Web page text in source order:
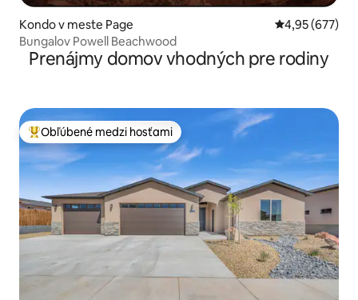
Kondo v meste Page Priemerné
4,95 (677)
Bungalov Powell Beachwood
Prenájmy domov vhodných pre rodiny
Najobľúbenejšie medzi hosťami
Obľúbené medzi hosťami